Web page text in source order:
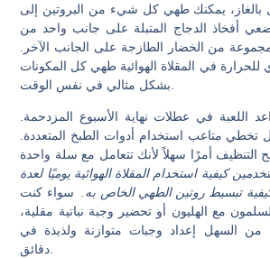
بالغاز، يمكنك طهي كل شيء من البروتين إلى
أفخاذ الدجاج المتبلة على جانب واحد من
من الخضار الطازجة على الجانب الآخر.
للحرارة في المقلاة الهوائية طهي كل المكونات
اللعبة في عطلات نهاية الأسبوع المزدحمة.
متاعب استخدام أدوات الطبخ المتعددة.
التنظيف أمرًا سهلاً لأنك تتعامل مع سلة واحدة
كيفية استخدام المقلاة الهوائية يوميًا لعدة
تبسيط روتين الطهي الخاص به.
سواء كنت
مع الهليون أو تحضير وجبة نباتية مقلية،
من السهل إعداد وجبات متوازنة ولذيذة في